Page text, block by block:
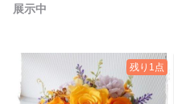
展示中
残り1点